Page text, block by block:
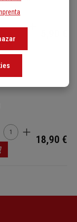
del producto:
18,90 €